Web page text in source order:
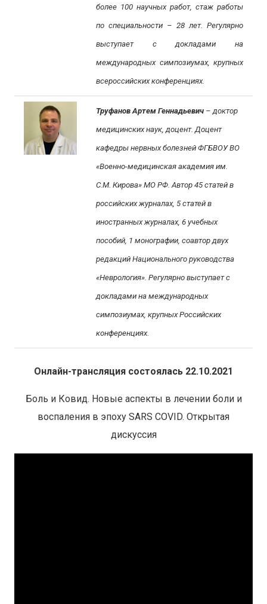
более 100 научных работ, стаж работы
по специальности – 28 лет. Регулярно
выступает с докладами на
международных симпозиумах, крупных
всероссийских конференциях.
Труфанов Артем Геннадьевич – доктор
медицинских наук, доцент. Доцент
кафедры нервных болезней ФГБВОУ ВО
«Военно-медицинская академия им.
С.М. Кирова» МО РФ. Автор 45 статей в
российских журналах, 5 статей в
иностранных журналах, 6 учебных
пособий, 1 монографии, соавтор двух
редакций Национального руководства
«Неврология». Регулярно выступает с
докладами на международных
симпозиумах, крупных Российских
конференциях.
Онлайн-трансляция состоялась 22.10.2021
Боль и Ковид. Новые аспекты в лечении боли и
воспаления в эпоху SARS COVID. Открытая
дискуссия